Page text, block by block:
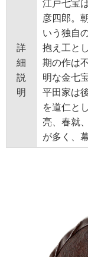
詳
細
説
明
江戸七宝
彦四郎。
いう独自
抱え工と
期の作は
明な金七
平田家は
を道仁と
亮、春就
が多く、